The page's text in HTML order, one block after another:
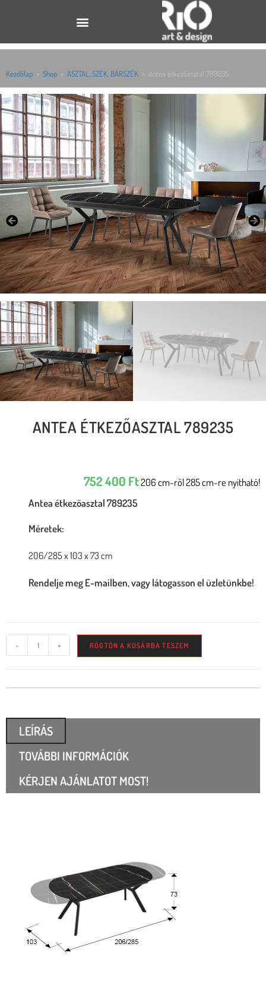
Kezdőlap > Shop > ASZTAL, SZÉK, BÁRSZÉK > Antea étkezőasztal 789235
ANTEA ÉTKEZŐASZTAL 789235
752 400 Ft206 cm-ről 285 cm-re nyitható!
Antea étkezőasztal 789235
Méretek:
206/285 x 103 x 73 cm
Rendelje meg E-mailben, vagy látogasson el üzletünkbe!
- + RÖGTÖN A KOSÁRBA TESZEM
LEÍRÁS
TOVÁBBI INFORMÁCIÓK
KÉRJEN AJÁNLATOT MOST!